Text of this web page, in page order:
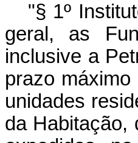
"§ 1º
geral, as
inclusive a
prazo
unidades
da Habitação,